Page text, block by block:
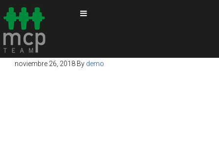
noviembre 26, 2018 By demo